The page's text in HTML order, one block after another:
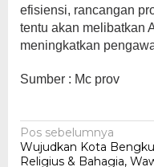
efisiensi, rancangan
tentu akan melibatkan
meningkatkan
Sumber : Mc prov
Navigasi
pos
Pos sebelumnya
Wujudkan Kota
Religius & Bahagia,